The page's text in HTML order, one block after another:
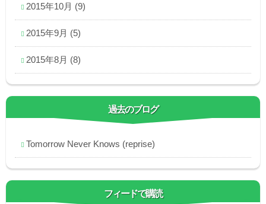
2015年10月 (9)
2015年9月 (5)
2015年8月 (8)
過去のブログ
Tomorrow Never Knows (reprise)
フィードで購読